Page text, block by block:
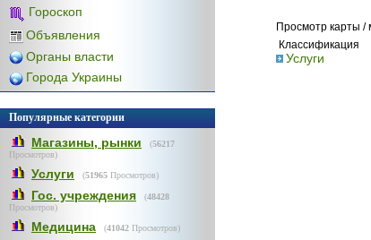
Гороскоп
Объявления
Органы власти
Города Украины
Популярные категории
Магазины, рынки (56217
Просмотров)
Услуги (51965 Просмотров)
Гос. учреждения (48428
Просмотров)
Медицина (41042 Просмотров)
Просмотр карты /
Классификация
Услуги